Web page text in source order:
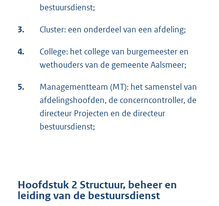
bestuursdienst;
3. Cluster: een onderdeel van een afdeling;
4.
College: het college van burgemeester en
wethouders van de gemeente Aalsmeer;
5.
Managementteam (MT): het samenstel van
afdelingshoofden, de concerncontroller, de
directeur Projecten en de directeur
bestuursdienst;
Hoofdstuk 2 Structuur, beheer en
leiding van de bestuursdienst